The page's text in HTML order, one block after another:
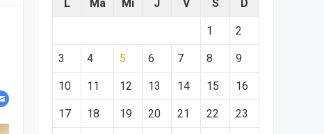
L Ma Mi J V S D
1 2
3 4 5 6 7 8 9
10 11 12 13 14 15 16
17 18 19 20 21 22 23